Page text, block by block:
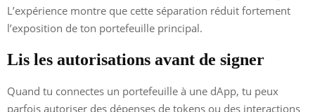
L’expérience montre que cette séparation réduit fortement
l’exposition de ton portefeuille principal.
Lis les autorisations avant de signer
Quand tu connectes un portefeuille à une dApp, tu peux
parfois autoriser des dépenses de tokens ou des interactions